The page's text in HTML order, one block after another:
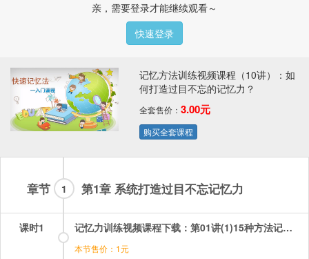
亲，需要登录才能继续观看～
快速登录
记忆方法训练视频课程（10讲）：如
何打造过目不忘的记忆力？
全套售价： 3.00元
购买全套课程
章节 第1章 系统打造过目不忘记忆力
1
课时1 记忆力训练视频课程下载：第01讲(1)15种方法记忆56个民族让你脑洞大开 第1段.mp4
本节售价：1元